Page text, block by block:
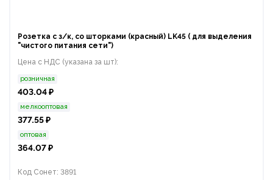
Розетка с з/к, со шторками (красный) LK45 ( для выделения
"чиcтого питания сети")
Цена с НДС (указана за шт):
розничная
403.04 ₽
мелкооптовая
377.55 ₽
оптовая
364.07 ₽
Код Сонет: 3891